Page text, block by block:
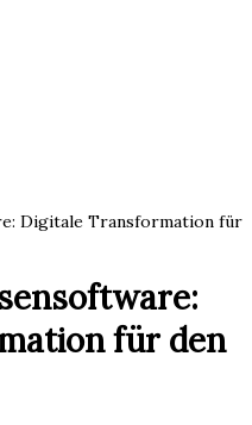
Digitale Transformation für
für den